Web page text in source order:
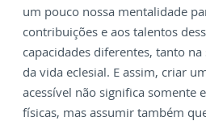
um pouco nossa mentalidade
contribuições e aos talentos
capacidades diferentes, tanto
da vida eclesial. E assim, criar
acessível não significa somente
físicas, mas assumir também